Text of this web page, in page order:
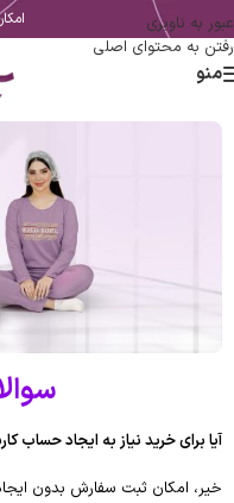
عبور به ناوبری
رفتن به محتوای اصلی
منو
آیا برای خرید نیاز به ایجاد حساب
خیر، امکان ثبت سفارش بدون